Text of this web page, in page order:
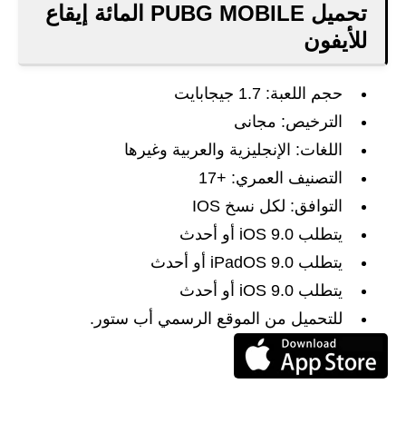
تحميل PUBG MOBILE المائة إيقاع
للأيفون
حجم اللعبة: 1.7 جيجابايت
الترخيص: مجانى
اللغات: الإنجليزية والعربية وغيرها
التصنيف العمري: +17
التوافق: لكل نسخ IOS
يتطلب iOS 9.0 أو أحدث
يتطلب iPadOS 9.0 أو أحدث
يتطلب iOS 9.0 أو أحدث
للتحميل من الموقع الرسمي أب ستور.